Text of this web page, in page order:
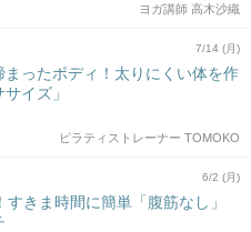
ヨガ講師 高木沙織
7/14 (月)
まったボディ！太りにくい体を作
イズ」
ピラティストレーナー TOMOKO
6/2 (月)
きま時間に簡単「腹筋なし」